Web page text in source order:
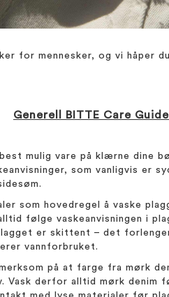
for mennesker, og vi håper
Generell BITTE Care
mulig vare på klærne dine
som vanligvis er
som hovedregel å vaske
følge vaskeanvisningen i
er skittent – det
vannforbruket.
på at farge fra mørk
Vask derfor alltid mørk denim